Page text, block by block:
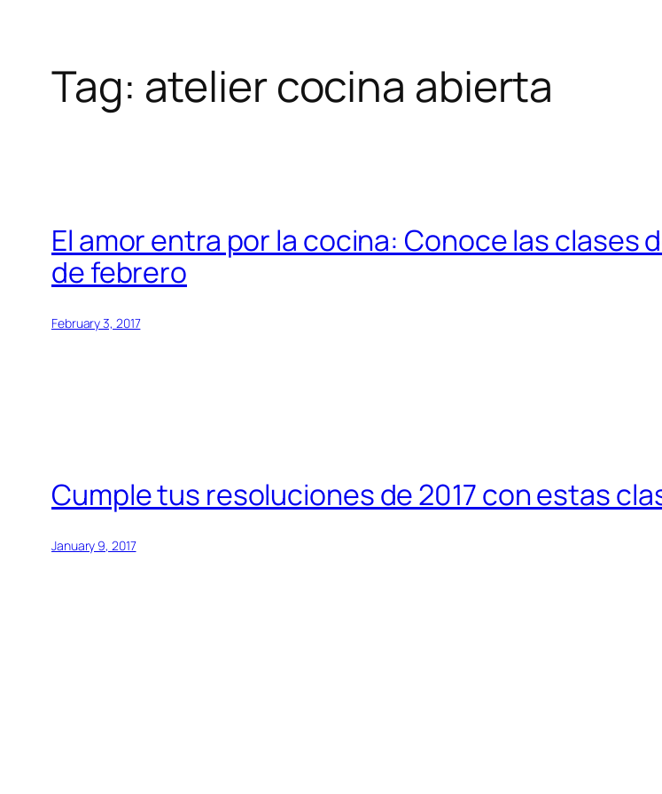
Tag: atelier cocina abierta
El amor entra por la cocina: Conoce las clases
de febrero
February 3, 2017
Cumple tus resoluciones de 2017 con estas
January 9, 2017